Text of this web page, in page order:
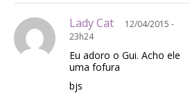
Lady Cat
12/04/2015 -
23h24
Eu adoro o Gui. Acho ele
uma fofura
bjs